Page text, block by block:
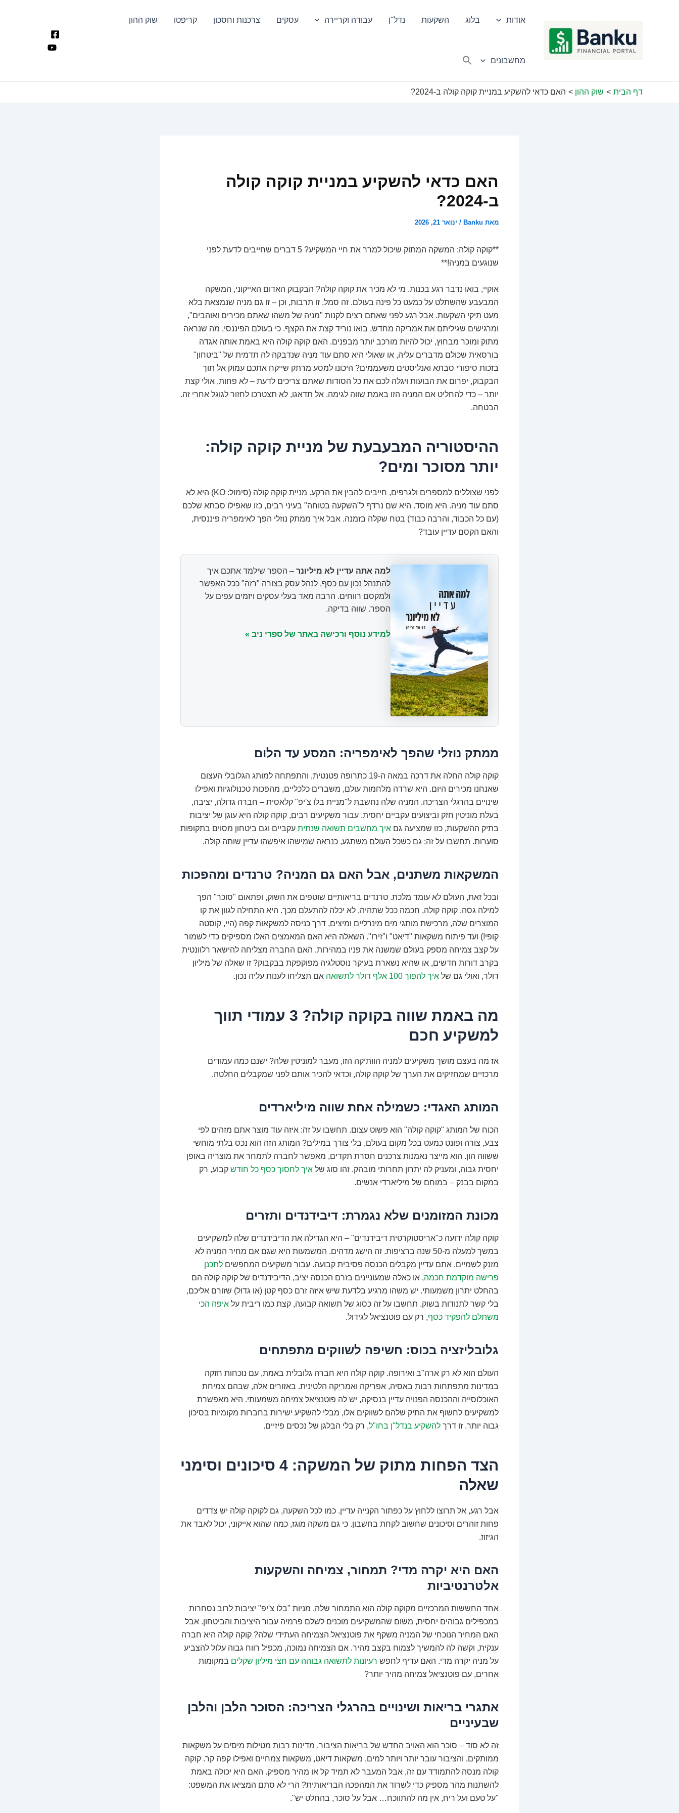
אודות בלוג השקעות נדל"ן עבודה וקריירה עסקים צרכנות וחסכון קריפטו שוק ההון
מחשבונים
דף הבית שוק ההון האם כדאי להשקיע במניית קוקה קולה ב-2024?
האם כדאי להשקיע במניית קוקה קולה
ב-2024?
מאת Banku
/ ינואר 21, 2026
**קוקה קולה: המשקה המתוק שיכול למרר את חיי המשקיע? 5 דברים שחייבים לדעת לפני
שנוגעים במניה!**
אוקיי, בואו נדבר רגע בכנות. מי לא מכיר את קוקה קולה? הבקבוק האדום האייקוני, המשקה
המבעבע שהשתלט על כמעט כל פינה בעולם. זה סמל, זו תרבות, וכן – זו גם מניה שנמצאת בלא
מעט תיקי השקעות. אבל רגע לפני שאתם רצים לקנות "מניה של משהו שאתם מכירים ואוהבים",
ומרגישים שגיליתם את אמריקה מחדש, בואו נוריד קצת את הקצף. כי בעולם הפיננסי, מה שנראה
מתוק ומוכר מבחוץ, יכול להיות מורכב יותר מבפנים. האם קוקה קולה היא באמת אותה אגדה
בורסאית שכולם מדברים עליה, או שאולי היא סתם עוד מניה שנדבקה לה תדמית של "ביטחון"
בזכות סיפורי סבתא ואנליסטים משעממים? היכונו למסע מרתק שייקח אתכם עמוק אל תוך
הבקבוק, יפרום את הבועות ויגלה לכם את כל הסודות שאתם צריכים לדעת – לא פחות, אולי קצת
יותר – כדי להחליט אם המניה הזו באמת שווה לגימה. אל תדאגו, לא תצטרכו לחזור לגוגל אחרי זה.
הבטחה.
ההיסטוריה המבעבעת של מניית קוקה קולה:
יותר מסוכר ומים?
לפני שצוללים למספרים ולגרפים, חייבים להבין את הרקע. מניית קוקה קולה (סימול: KO) היא לא
סתם עוד מניה. היא מוסד. היא שם נרדף ל"השקעה בטוחה" בעיני רבים, כזו שאפילו סבתא שלכם
(עם כל הכבוד, והרבה כבוד) בטח שקלה בזמנה. אבל איך ממתק נוזלי הפך לאימפריה פיננסית,
והאם הקסם עדיין עובד?
למה אתה עדיין לא מיליונר – הספר שילמד אתכם איך
להתנהל נכון עם כסף, לנהל עסק בצורה "רזה" ככל האפשר
ולמקסם רווחים. הרבה מאד בעלי עסקים ויזמים עפים על
הספר. שווה בדיקה.
למידע נוסף ורכישה באתר של ספרי ניב »
ממתק נוזלי שהפך לאימפריה: המסע עד הלום
קוקה קולה החלה את דרכה במאה ה-19 כתרופה פטנטית, והתפתחה למותג הגלובלי העצום
שאנחנו מכירים היום. היא שרדה מלחמות עולם, משברים כלכליים, מהפכות טכנולוגיות ואפילו
שינויים בהרגלי הצריכה. המניה שלה נחשבת ל"מניית בלו צ'יפ" קלאסית – חברה גדולה, יציבה,
בעלת מוניטין חזק וביצועים עקביים יחסית. עבור משקיעים רבים, קוקה קולה היא עוגן של יציבות
בתיק ההשקעות, כזו שמציעה גם איך מחשבים תשואה שנתית עקביים וגם ביטחון מסוים בתקופות
סוערות. תחשבו על זה: גם כשכל העולם משתגע, כנראה שמישהו איפשהו עדיין שותה קולה.
המשקאות משתנים, אבל האם גם המניה? טרנדים ומהפכות
ובכל זאת, העולם לא עומד מלכת. טרנדים בריאותיים שוטפים את השוק, ופתאום "סוכר" הפך
למילה גסה. קוקה קולה, חכמה ככל שתהיה, לא יכלה להתעלם מכך. היא התחילה לגוון את קו
המוצרים שלה, מרכישת מותגי מים מינרליים ומיצים, דרך כניסה למשקאות קפה (היי, קוסטה
קופי!) ועד פיתוח משקאות "דיאט" ו"זירו". השאלה היא האם המאמצים האלו מספיקים כדי לשמור
על קצב צמיחה מספק בעולם שמשנה את פניו במהירות. האם החברה מצליחה להישאר רלוונטית
בקרב דורות חדשים, או שהיא נשארת בעיקר נוסטלגיה מפוקפקת בבקבוק? זו שאלה של מיליון
דולר, ואולי גם של איך להפוך 100 אלף דולר לתשואה אם תצליחו לענות עליה נכון.
מה באמת שווה בקוקה קולה? 3 עמודי תווך
למשקיע חכם
אז מה בעצם מושך משקיעים למניה הוותיקה הזו, מעבר למוניטין שלה? ישנם כמה עמודים
מרכזיים שמחזיקים את הערך של קוקה קולה, וכדאי להכיר אותם לפני שמקבלים החלטה.
המותג האגדי: כשמילה אחת שווה מיליארדים
הכוח של המותג "קוקה קולה" הוא פשוט עצום. תחשבו על זה: איזה עוד מוצר אתם מזהים לפי
צבע, צורה ופונט כמעט בכל מקום בעולם, בלי צורך במילים? המותג הזה הוא נכס בלתי מוחשי
ששווה הון. הוא מייצר נאמנות צרכנים חסרת תקדים, מאפשר לחברה לתמחר את מוצריה באופן
יחסית גבוה, ומעניק לה יתרון תחרותי מובהק. זהו סוג של איך לחסוך כסף כל חודש קבוע, רק
במקום בבנק – במוחם של מיליארדי אנשים.
מכונת המזומנים שלא נגמרת: דיבידנדים ותזרים
קוקה קולה ידועה כ"אריסטוקרטית דיבידנדים" – היא הגדילה את הדיבידנדים שלה למשקיעים
במשך למעלה מ-50 שנה ברציפות. זה הישג מדהים. המשמעות היא שגם אם מחיר המניה לא
מזנק לשמיים, אתם עדיין מקבלים הכנסה פסיבית קבועה. עבור משקיעים המחפשים לתכנן
פרישה מוקדמת חכמה, או כאלה שמעוניינים בזרם הכנסה יציב, הדיבידנדים של קוקה קולה הם
בהחלט יתרון משמעותי. יש משהו מרגיע בלדעת שיש איזה זרם כסף קטן (או גדול) שזורם אליכם,
בלי קשר לתנודות בשוק. תחשבו על זה כסוג של תשואה קבועה, קצת כמו ריבית על איפה הכי
משתלם להפקיד כסף, רק עם פוטנציאל לגידול.
גלובליזציה בכוס: חשיפה לשווקים מתפתחים
העולם הוא לא רק ארה"ב ואירופה. קוקה קולה היא חברה גלובלית באמת, עם נוכחות חזקה
במדינות מתפתחות רבות באסיה, אפריקה ואמריקה הלטינית. באזורים אלה, שבהם צמיחת
האוכלוסייה וההכנסה הפנויה עדיין בנסיקה, יש לה פוטנציאל צמיחה משמעותי. היא מאפשרת
למשקיעים לחשוף את התיק שלהם לשווקים אלו, מבלי להשקיע ישירות בחברות מקומיות בסיכון
גבוה יותר. זו דרך להשקיע בנדל"ן בחו"ל, רק בלי הבלגן של נכסים פיזיים.
הצד הפחות מתוק של המשקה: 4 סיכונים וסימני
שאלה
אבל רגע, אל תרוצו ללחוץ על כפתור הקנייה עדיין. כמו לכל השקעה, גם לקוקה קולה יש צדדים
פחות זוהרים וסיכונים שחשוב לקחת בחשבון. כי גם משקה מוגז, כמה שהוא אייקוני, יכול לאבד את
הגיזוז.
האם היא יקרה מדי? תמחור, צמיחה והשקעות
אלטרנטיביות
אחד החששות המרכזיים מקוקה קולה הוא התמחור שלה. מניות "בלו צ'יפ" יציבות לרוב נסחרות
במכפילים גבוהים יחסית, משום שהמשקיעים מוכנים לשלם פרמיה עבור היציבות והביטחון. אבל
האם המחיר הנוכחי של המניה משקף את פוטנציאל הצמיחה העתידי שלה? קוקה קולה היא חברה
ענקית, וקשה לה להמשיך לצמוח בקצב מהיר. אם הצמיחה נמוכה, מכפיל רווח גבוה עלול להצביע
על מניה יקרה מדי. האם עדיף לחפש רעיונות לתשואה גבוהה עם חצי מיליון שקלים במקומות
אחרים, עם פוטנציאל צמיחה מהיר יותר?
אתגרי בריאות ושינויים בהרגלי הצריכה: הסוכר הלבן והלבן
שבעיניים
זה לא סוד – סוכר הוא האויב החדש של בריאות הציבור. מדינות רבות מטילות מיסים על משקאות
ממותקים, והציבור עובר יותר ויותר למים, משקאות דיאט, משקאות צמחיים ואפילו קפה קר. קוקה
קולה מנסה להתמודד עם זה, אבל המעבר לא תמיד קל או מהיר מספיק. האם היא יכולה באמת
להשתנות מהר מספיק כדי לשרוד את המהפכה הבריאותית? הרי לא סתם המציאו את המשפט:
"על טעם ועל ריח, אין מה להתווכח… אבל על סוכר, בהחלט יש".